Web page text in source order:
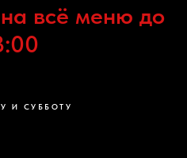
всё меню до
И СУББОТУ